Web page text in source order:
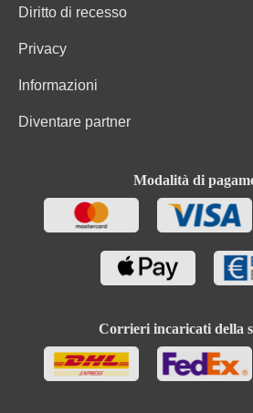
Diritto di recesso
Privacy
Informazioni
Diventare partner
Modalità di
Corrieri incaricati della